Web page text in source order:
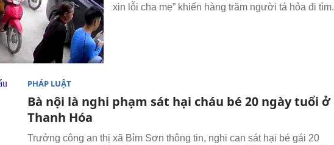
xin lỗi cha mẹ” khiến hàng trăm người tá hỏa đi tìm.
PHÁP LUẬT
Bà nội là nghi phạm sát hại cháu bé 20 ngày tuổi ở
Thanh Hóa
Trưởng công an thị xã Bỉm Sơn thông tin, nghi can sát hại bé gái 20